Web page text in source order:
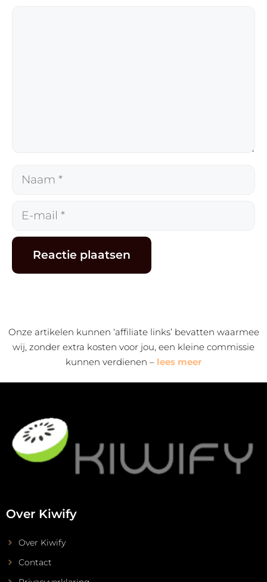
Naam
E-
Onze artikelen kunnen ‘affiliate links’ bevatten waarmee
wij, zonder extra kosten voor jou, een kleine commissie
kunnen verdienen – lees meer
Over Kiwify
Over Kiwify
Contact